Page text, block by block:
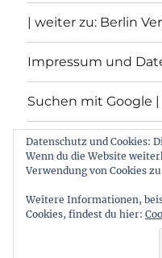
| weiter zu: Berlin
Impressum und
Suchen mit Google |
Themen
Archiv von:
Datenschutz und Cookies:
Wenn du die Website
Verwendung von Cookies
Weitere Informationen,
Cookies, findest du hier: